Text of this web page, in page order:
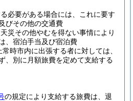
必要がある場合には、これに要す
びその他の交通費
災その他やむを得ない事情により
、宿泊手当及び宿泊費
時市内に出張する者に対しては、
、別に月額旅費を定めて支給する
の規定により支給する旅費は、退